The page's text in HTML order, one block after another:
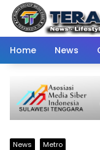
Skip
content
Home
News
News Metro